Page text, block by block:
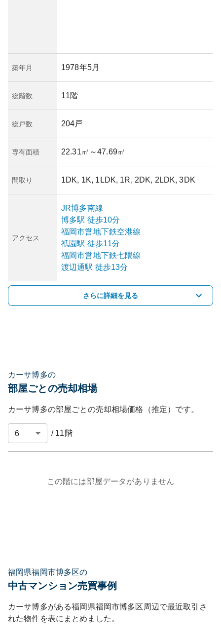
築年月 1978年5月
総階数 11階
総戸数 204戸
専有面積 22.31㎡ ～47.69㎡
間取り 1DK, 1K, 1LDK, 1R, 2DK, 2LDK, 3DK
アクセス
JR博多南線
博多駅 徒歩10分
福岡市営地下鉄空港線
祇園駅 徒歩11分
福岡市営地下鉄七隈線
渡辺通駅 徒歩13分
さらに詳細を見る
カーサ博多の
部屋ごとの売却相場
カーサ博多の部屋ごとの売却相場価格（推定）です。
/ 11 階
この階には部屋データがありません
福岡県福岡市博多区の
中古マンション売買事例
カーサ博多がある福岡県福岡市博多区 周辺で最近取引さ
れた物件を表にまとめました。